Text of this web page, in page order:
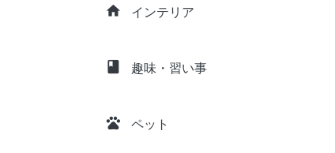
home インテリア
class 趣味・習い事
pets ペット